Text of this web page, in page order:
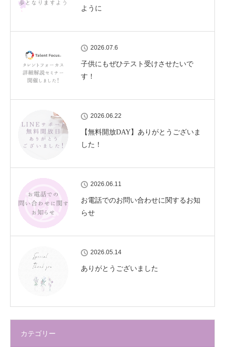
ように
2026.07.6
子供にもぜひテスト受けさせたいで
す！
2026.06.22
【無料開放DAY】ありがとうございま
した！
2026.06.11
お電話でのお問い合わせに関するお知
らせ
2026.05.14
ありがとうございました
カテゴリー